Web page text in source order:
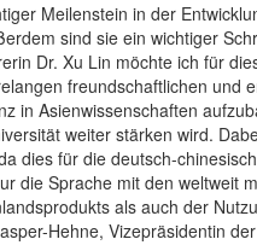
Meilenstein in der
sind sie ein wichtiger
Dr. Xu Lin möchte ich für
freundschaftlichen und
in Asienwissenschaften
weiter stärken wird.
dies für die deutsch-
die Sprache mit den weltweit
als auch der
Hehne, Vizepräsidentin